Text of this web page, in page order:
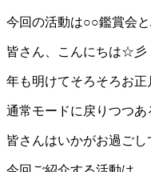
今回の活動は○○鑑賞会と
皆さん、こんにちは☆彡
年も明けてそろそろお正
通常モードに戻りつつ
皆さんはいかがお過ごし